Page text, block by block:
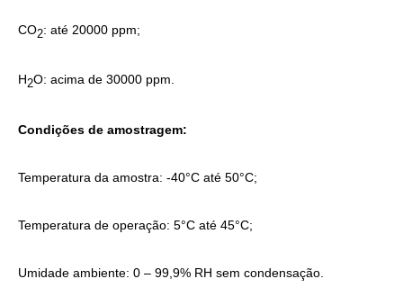
CO2: até 20000 ppm;
H2O: acima de 30000 ppm.
Condições de amostragem:
Temperatura da amostra: -40°C até 50°C;
Temperatura de operação: 5°C até 45°C;
Umidade ambiente: 0 – 99,9% RH sem condensação.